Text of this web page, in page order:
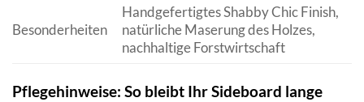
Besonderheiten
Handgefertigtes Shabby Chic Finish,
natürliche Maserung des Holzes,
nachhaltige Forstwirtschaft
Pflegehinweise: So bleibt Ihr Sideboard lange